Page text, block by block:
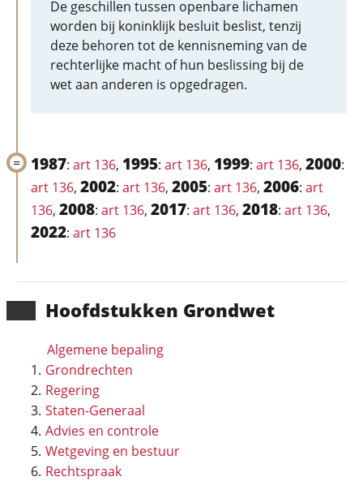
Hoofd­stukken Grondwet
Algemene bepaling
Grondrechten
Regering
Staten-Generaal
Advies en controle
Wetgeving en bestuur
Rechtspraak
De geschillen tussen openbare lichamen
worden bij koninklijk besluit beslist, tenzij
deze behoren tot de kennisneming van de
rechterlijke macht of hun beslissing bij de
wet aan anderen is opgedragen.
1987: art 136, 1995: art 136, 1999: art 136, 2000:
art 136, 2002: art 136, 2005: art 136, 2006: art
136, 2008: art 136, 2017: art 136, 2018: art 136,
2022: art 136